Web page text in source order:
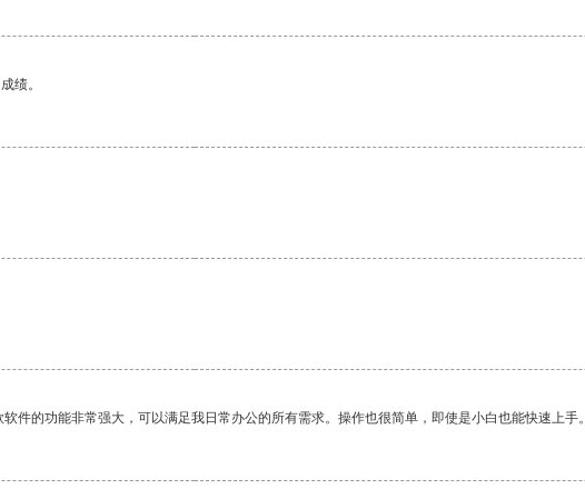
绩。
件的功能非常强大，可以满足我日常办公的所有需求。操作也很简单，即使是小白也能快速上手。